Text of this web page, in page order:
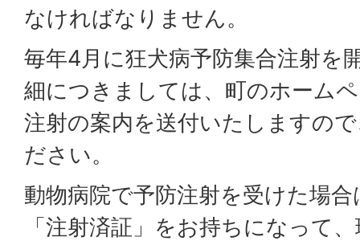
なければなりません。
毎年4月に狂犬病予防集合注射を
細につきましては、町のホーム
注射の案内を送付いたしますの
ださい。
動物病院で予防注射を受けた場
「注射済証」をお持ちになって